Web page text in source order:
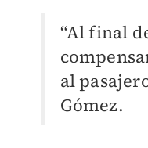
“Al final
al
Gómez.